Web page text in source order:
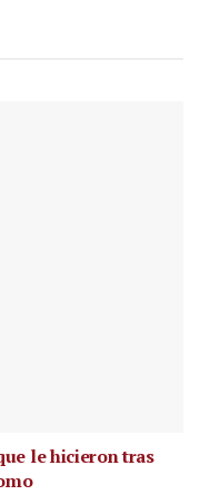
le hicieron tras